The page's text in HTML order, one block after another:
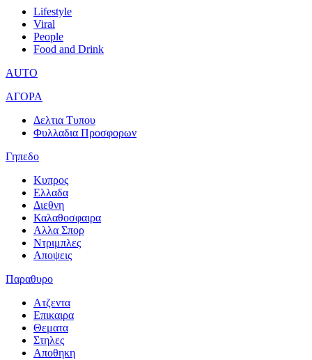
Lifestyle
Viral
People
Food and Drink
AUTO
ΑΓΟΡΑ
Δελτια Τυπου
Φυλλαδια Προσφορων
Γηπεδο
Κυπρος
Ελλαδα
Διεθνη
Καλαθοσφαιρα
Αλλα Σπορ
Ντριμπλες
Αποψεις
Παραθυρο
Ατζεντα
Επικαιρα
Θεματα
Στηλες
Αποθηκη